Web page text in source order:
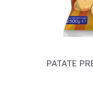
PATATE